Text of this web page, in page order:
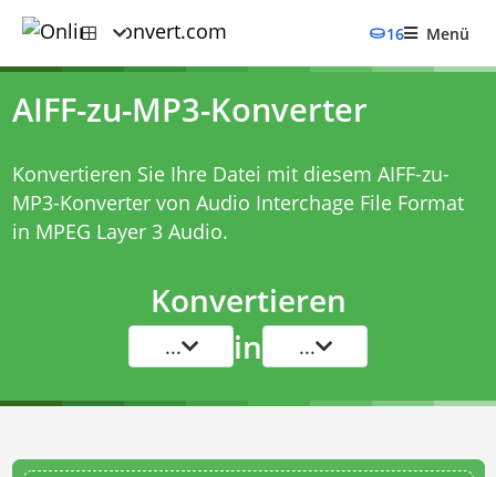
16 Menü
AIFF-zu-MP3-Konverter
Konvertieren Sie Ihre Datei mit diesem AIFF-zu-
MP3-Konvertervon Audio Interchage File Format
in MPEG Layer 3 Audio.
Konvertieren
... in ...